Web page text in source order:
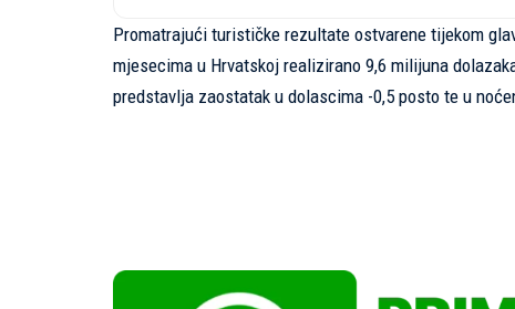
Promatrajući turističke rezultate ostvarene tijekom
mjesecima u Hrvatskoj realizirano 9,6 milijuna
predstavlja zaostatak u dolascima -0,5 posto te u